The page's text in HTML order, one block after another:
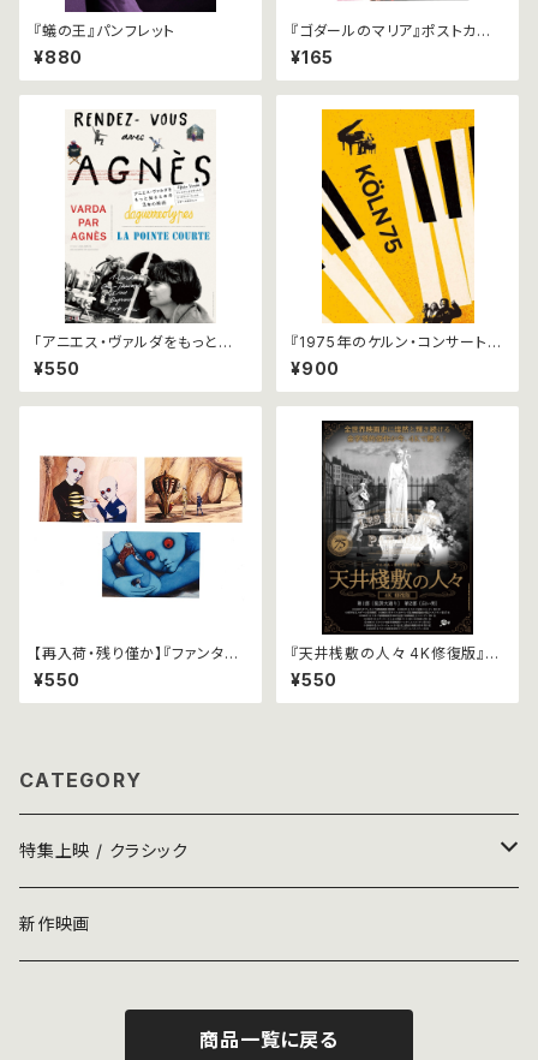
『蟻の王』パンフレット
¥880
『ゴダールのマリア』ポストカー
ド
¥165
「アニエス・ヴァルダをもっと知
るための３本の映画」B2ポスタ
ー
¥550
『1975年のケルン・コンサート』
パンフレット
¥900
【再入荷・残り僅か】『ファンタス
ティック・プラネット』ポストカー
ドセット
¥550
『天井桟敷の人々 4K修復版』B
2ポスター
¥550
CATEGORY
特集上映 / クラシック
パンフレット
新作映画
商品一覧に戻る